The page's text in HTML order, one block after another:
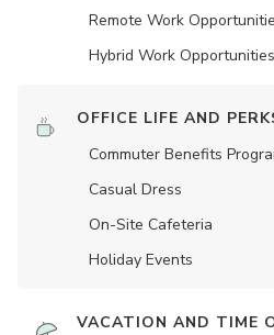
Remote Work
Hybrid Work Opportunities
OFFICE LIFE AND
Commuter Benefits
Casual Dress
On-Site Cafeteria
Holiday Events
VACATION AND TIME